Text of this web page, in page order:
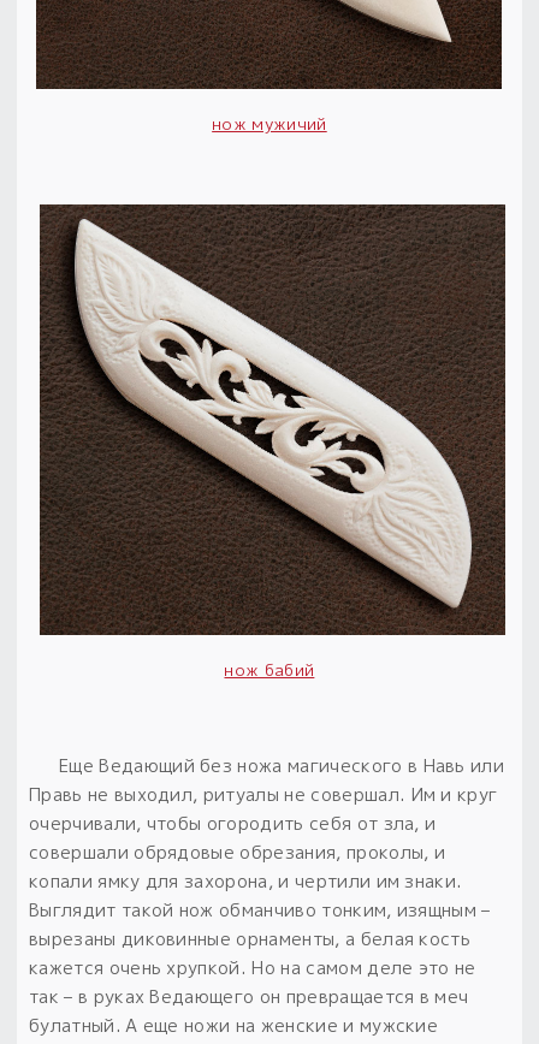
нож мужичий
нож бабий
Еще Ведающий без ножа магического в Навь или
Правь не выходил, ритуалы не совершал. Им и круг
очерчивали, чтобы огородить себя от зла, и
совершали обрядовые обрезания, проколы, и
копали ямку для захорона, и чертили им знаки.
Выглядит такой нож обманчиво тонким, изящным –
вырезаны диковинные орнаменты, а белая кость
кажется очень хрупкой. Но на самом деле это не
так – в руках Ведающего он превращается в меч
булатный. А еще ножи на женские и мужские